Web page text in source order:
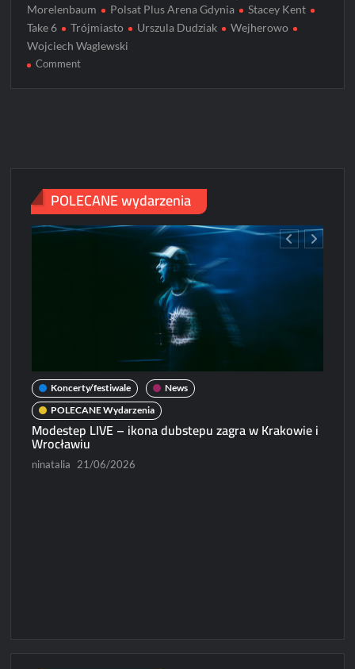
Morelenbaum
Polsat Plus Arena Gdynia
Stacey Kent
Take 6
Trójmiasto Urszula Dudziak
Wejherowo
Wojciech Waglewski
Commenton
POLECANE wydarzenia
Koncerty/festiwale
News
POLECANE Wydarzenia
Modestep LIVE – ikona dubstepu zagra w Krakowie i
Wrocławiu
ninatalia 21/06/2026